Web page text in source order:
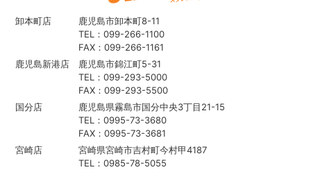
卸本町店
鹿児島市卸本町8-11
TEL：099-266-1100
FAX：099-266-1161
鹿児島新港店
鹿児島市錦江町5-31
TEL：099-293-5000
FAX：099-293-5500
国分店
鹿児島県霧島市国分中央3丁目21-15
TEL：0995-73-3680
FAX：0995-73-3681
宮崎店
宮崎県宮崎市吉村町今村甲4187
TEL：0985-78-5055